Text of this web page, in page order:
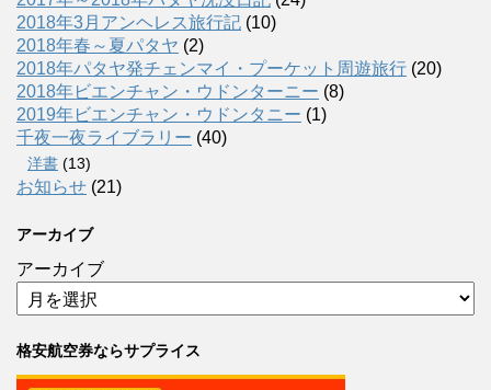
2018年3月アンヘレス旅行記 (10)
2018年春～夏パタヤ (2)
2018年パタヤ発チェンマイ・プーケット周遊旅行 (20)
2018年ビエンチャン・ウドンターニー (8)
2019年ビエンチャン・ウドンタニー (1)
千夜一夜ライブラリー (40)
洋書 (13)
お知らせ (21)
アーカイブ
アーカイブ
格安航空券ならサプライス